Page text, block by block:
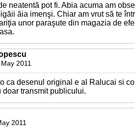
neatentă pot fi. Abia acuma am
ăia imenşi. Chiar am vrut să te
unor paraşute din magazia de
2011
ca desenul original e al Ralucai si
doar transmit publicului.
2011